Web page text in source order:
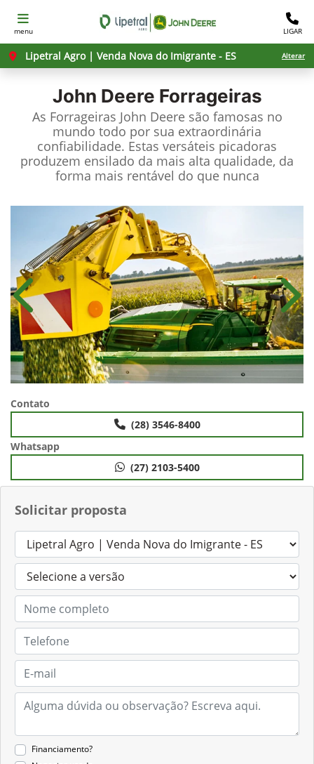
menu LIGAR
Lipetral Agro | Venda Nova do Imigrante - ES Alterar
John Deere Forrageiras
As Forrageiras John Deere são famosas no
mundo todo por sua extraordinária
confiabilidade. Estas versáteis picadoras
produzem ensilado da mais alta qualidade, da
forma mais rentável do que nunca
Solicitar proposta
Financiamento?
Anterior
Contato
(28) 3546-8400
Whatsapp
(27) 2103-5400